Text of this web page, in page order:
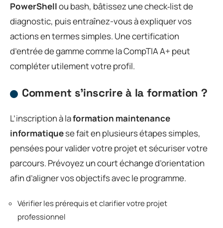
PowerShellou bash, bâtissez une check‑list de
diagnostic, puis entraînez-vous à expliquer vos
actions en termes simples. Une certification
d’entrée de gamme comme la CompTIA A+ peut
compléter utilement votre profil.
Comment s’inscrire à la formation ?
L’inscription à laformation maintenance
informatiquese fait en plusieurs étapes simples,
pensées pour valider votre projet et sécuriser votre
parcours. Prévoyez un court échange d’orientation
afin d’aligner vos objectifs avec le programme.
Vérifier les prérequis et clarifier votre projet
professionnel